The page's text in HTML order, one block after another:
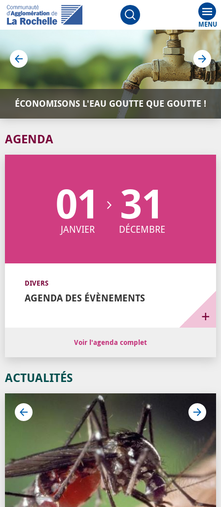
Ouvrir le moteur de
ÉCONOMISONS L'EAU GOUTTE QUE GOUTTE !
AGENDA
01
JANVIER 31
DÉCEMBRE
DIVERS
AGENDA DES ÉVÈNEMENTS
Voir l'agenda complet
ACTUALITÉS